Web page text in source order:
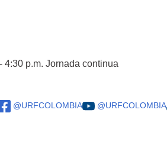
4:30 p.m. Jornada continua
@URFCOLOMBIA @URFCOLOMBIA